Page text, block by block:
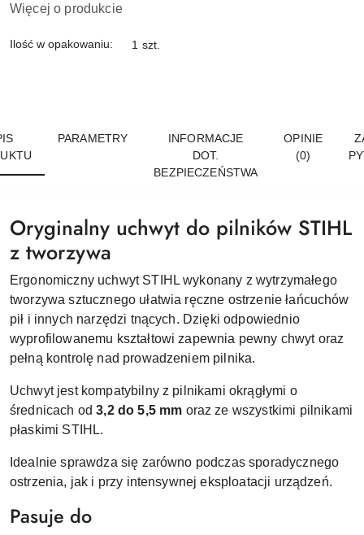
Więcej o produkcie
Ilość w opakowaniu: 1 szt.
PARAMETRY
INFORMACJE
DOT.
BEZPIECZEŃSTWA
OPINIE
(0)
Oryginalny uchwyt do pilników STIHL
z tworzywa
Ergonomiczny uchwyt STIHL wykonany z wytrzymałego
tworzywa sztucznego ułatwia ręczne ostrzenie łańcuchów
pił i innych narzędzi tnących. Dzięki odpowiednio
wyprofilowanemu kształtowi zapewnia pewny chwyt oraz
pełną kontrolę nad prowadzeniem pilnika.
Uchwyt jest kompatybilny z pilnikami okrągłymi o
średnicach od3,2 do 5,5 mm oraz ze wszystkimi pilnikami
płaskimi STIHL.
Idealnie sprawdza się zarówno podczas sporadycznego
ostrzenia, jak i przy intensywnej eksploatacji urządzeń.
Pasuje do